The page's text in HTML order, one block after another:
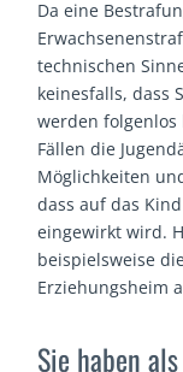
Da eine
technischen
keinesfalls, dass
werden
Fällen die
Möglichkeiten
dass auf das
eingewirkt wird.
beispielsweise
Erziehungsheim
Sie haben